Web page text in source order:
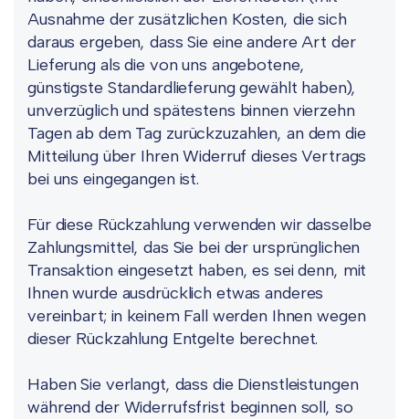
Ausnahme der zusätzlichen Kosten, die sich
daraus ergeben, dass Sie eine andere Art der
Lieferung als die von uns angebotene,
günstigste Standardlieferung gewählt haben),
unverzüglich und spätestens binnen vierzehn
Tagen ab dem Tag zurückzuzahlen, an dem die
Mitteilung über Ihren Widerruf dieses Vertrags
bei uns eingegangen ist.
Für diese Rückzahlung verwenden wir dasselbe
Zahlungsmittel, das Sie bei der ursprünglichen
Transaktion eingesetzt haben, es sei denn, mit
Ihnen wurde ausdrücklich etwas anderes
vereinbart; in keinem Fall werden Ihnen wegen
dieser Rückzahlung Entgelte berechnet.
Haben Sie verlangt, dass die Dienstleistungen
während der Widerrufsfrist beginnen soll, so